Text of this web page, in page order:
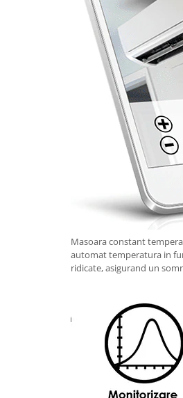
Masoara constant
automat temperatura in
ridicate, asigurand un